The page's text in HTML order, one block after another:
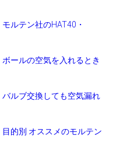
モルテン社のHAT40・
ボールの空気を入れるとき
バルブ交換しても空気漏れ
目的別 オススメのモルテン